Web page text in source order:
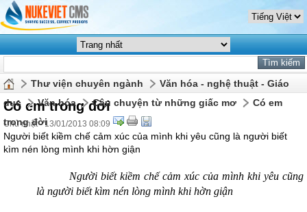
Thư viện chuyên ngành
Văn hóa - nghệ thuật - Giáo
dục
Văn hóa Câu chuyện từ những giấc mơ
Có em
trong đời
Có em trong đời
Chủ nhật - 13/01/2013 08:09
Người biết kiềm chế cảm xúc của mình khi yêu cũng là người biết
kìm nén lòng mình khi hờn giận
Người biết kiềm chế cảm xúc của mình khi yêu cũng
là người biết kìm nén lòng mình khi hờn giận